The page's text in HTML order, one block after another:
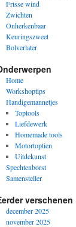
Frisse wind
Zwichten
Onherkenbaar
Keuringszweet
Bolverlater
Home
Workshoptips
Handigemannetjes
Toptools
Liefdewerk
Homemade tools
Motortoptien
Uitdekunst
Spechtenborst
Samensteller
verschenen
december 2025
november 2025